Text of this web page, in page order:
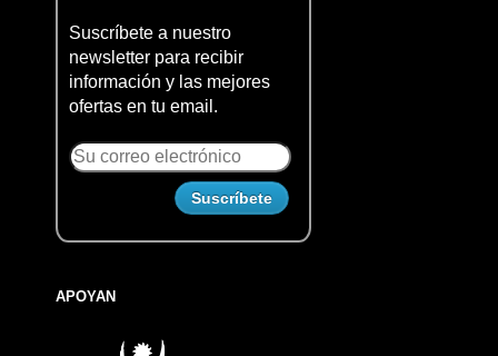
Suscríbete a nuestro
newsletter para recibir
información y las mejores
ofertas en tu email.
APOYAN